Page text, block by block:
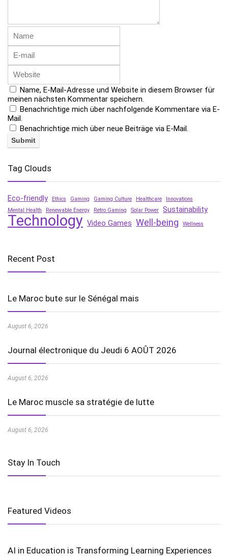
Name, E-Mail-Adresse und Website in diesem Browser für
meinen nächsten Kommentar speichern.
Benachrichtige mich über nachfolgende Kommentare via E-
Mail.
Benachrichtige mich über neue Beiträge via E-Mail.
Tag Clouds
Eco-friendly Ethics Gaming Gaming Culture Healthcare
Innovations
Mental Health
Renewable Energy Retro Gaming Solar Power Sustainability
Technology Video Games Well-being Wellness
Recent Post
Le Maroc bute sur le Sénégal mais
August 6, 2026
Journal électronique du Jeudi 6 AOÛT 2026
August 6, 2026
Le Maroc muscle sa stratégie de lutte
August 6, 2026
Stay In Touch
Featured Videos
AI in Education is Transforming Learning Experiences